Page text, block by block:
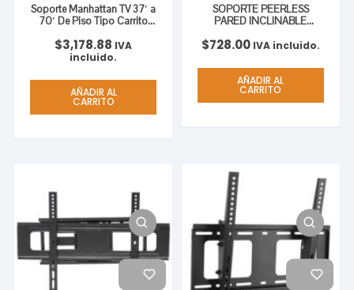
Soporte Manhattan TV 37′ a
70′ De Piso Tipo Carrito
$3,178.88 IVA
incluido.
AÑADIR AL
CARRITO
SOPORTE PEERLESS
PARED INCLINABLE
$728.00 IVA incluido.
AÑADIR AL
CARRITO